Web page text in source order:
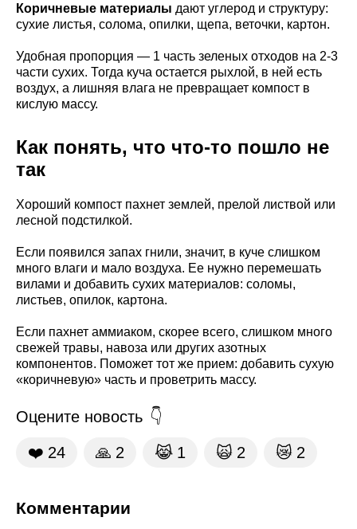
Коричневые материалы дают углерод и структуру:
сухие листья, солома, опилки, щепа, веточки, картон.
Удобная пропорция — 1 часть зеленых отходов на 2-3
части сухих. Тогда куча остается рыхлой, в ней есть
воздух, а лишняя влага не превращает компост в
кислую массу.
Как понять, что что-то пошло не
так
Хороший компост пахнет землей, прелой листвой или
лесной подстилкой.
Если появился запах гнили, значит, в куче слишком
много влаги и мало воздуха. Ее нужно перемешать
вилами и добавить сухих материалов: соломы,
листьев, опилок, картона.
Если пахнет аммиаком, скорее всего, слишком много
свежей травы, навоза или других азотных
компонентов. Поможет тот же прием: добавить сухую
«коричневую» часть и проветрить массу.
Оцените новость
❤️ 24 🙏 2 😹 1 🙀 2 😿 2
Комментарии